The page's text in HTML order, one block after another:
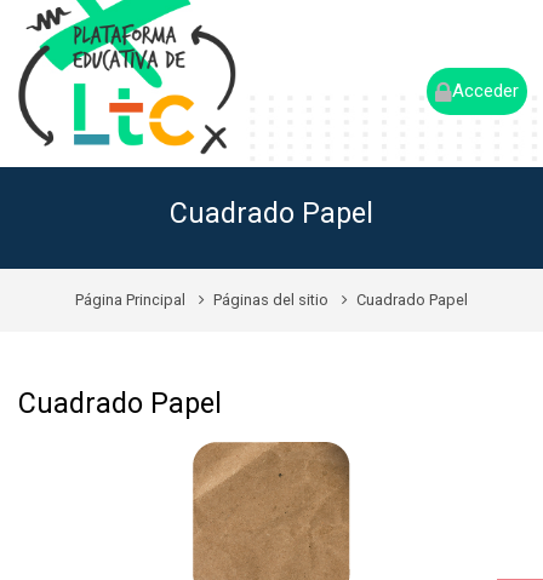
Acceder
Cuadrado Papel
Página Principal Páginas del sitio Cuadrado Papel
Cuadrado Papel